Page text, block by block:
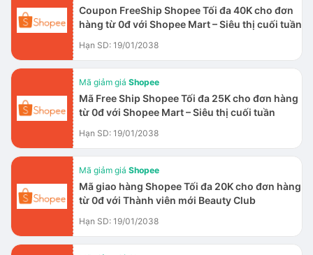
Coupon FreeShip Shopee Tối đa 40K cho đơn
hàng từ 0đ với Shopee Mart – Siêu thị cuối tuần
Hạn SD: 19/01/2038
Mã giảm giá Shopee
Mã Free Ship Shopee Tối đa 25K cho đơn hàng
từ 0đ với Shopee Mart – Siêu thị cuối tuần
Hạn SD: 19/01/2038
Mã giảm giá Shopee
Mã giao hàng Shopee Tối đa 20K cho đơn hàng
từ 0đ với Thành viên mới Beauty Club
Hạn SD: 19/01/2038